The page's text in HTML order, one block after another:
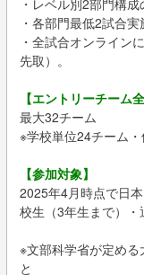
・レベル別2部門構成
・各部門最低2試合
・全試合オンライン
先取）。
【エントリーチーム
最大32チーム
※学校単位24チーム・
【参加対象】
2025年4月時点で日
校生（3年生まで）・
※文部科学省が定め
と